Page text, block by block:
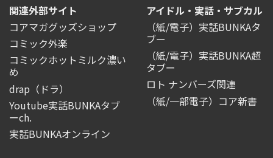
関連外部サイト
コアマガグッズショップ
コミック外楽
コミックホットミルク濃い
め
drap（ドラ）
Youtube実話BUNKAタブ
ーch.
実話BUNKAオンライン
アイドル・実話・サブカル
（紙/電子）実話BUNKAタ
ブー
（紙/電子）実話BUNKA超
タブー
ロト ナンバーズ関連
（紙/一部電子）コア新書